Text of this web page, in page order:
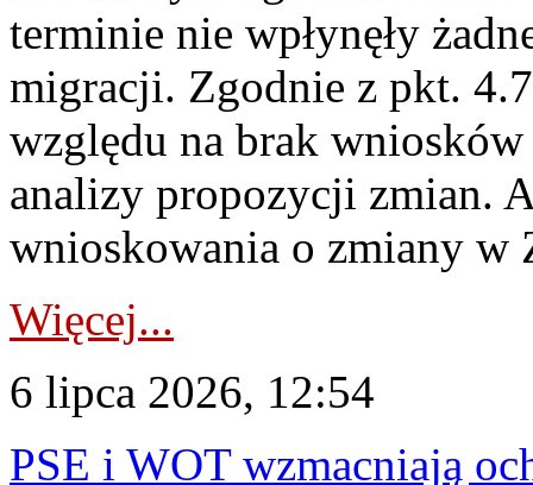
terminie nie wpłynęły
migracji. Zgodnie z pkt.
względu na brak
analizy propozycji zmian.
wnioskowania o zmiany w
Więcej...
6 lipca 2026, 12:54
PSE i WOT wzmacniają